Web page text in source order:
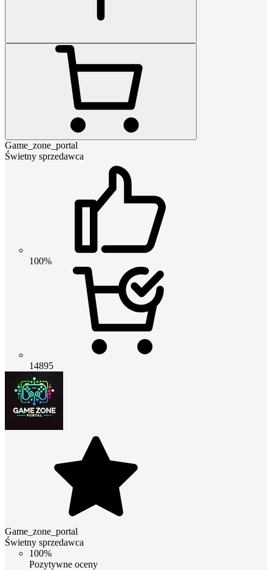
Game_zone_portal
Świetny sprzedawca
100%
14895
Game_zone_portal
Świetny sprzedawca
100%
Pozytywne oceny